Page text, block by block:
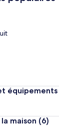
maison (6)